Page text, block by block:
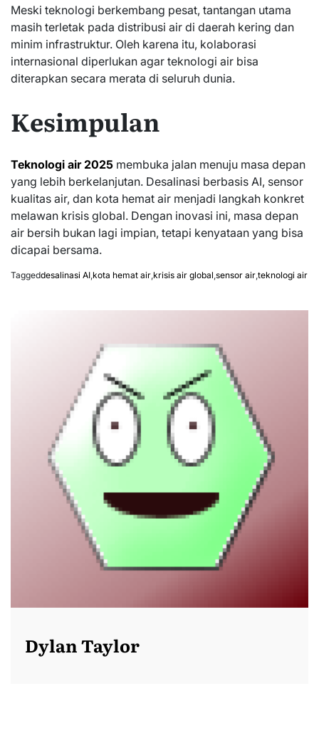
Meski teknologi berkembang pesat, tantangan utama
masih terletak pada distribusi air di daerah kering dan
minim infrastruktur. Oleh karena itu, kolaborasi
internasional diperlukan agar teknologi air bisa
diterapkan secara merata di seluruh dunia.
Kesimpulan
Teknologi air 2025 membuka jalan menuju masa depan
yang lebih berkelanjutan. Desalinasi berbasis AI, sensor
kualitas air, dan kota hemat air menjadi langkah konkret
melawan krisis global. Dengan inovasi ini, masa depan
air bersih bukan lagi impian, tetapi kenyataan yang bisa
dicapai bersama.
Taggeddesalinasi AI kota hemat air krisis air global sensor air teknologi air
Dylan Taylor